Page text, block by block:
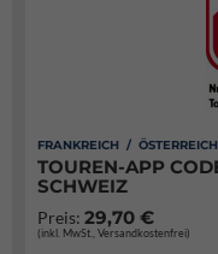
FRANKREICH /
TOUREN-APP
SCHWEIZ
Preis: 29,70 €
(inkl. MwSt., Versandkostenfrei)